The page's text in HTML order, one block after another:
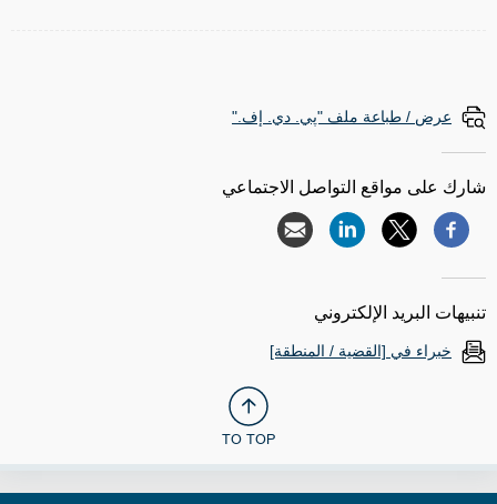
عرض / طباعة ملف "پي. دي. إف."
شارك على مواقع التواصل الاجتماعي
تنبيهات البريد الإلكتروني
خبراء في [القضية / المنطقة]
TO TOP